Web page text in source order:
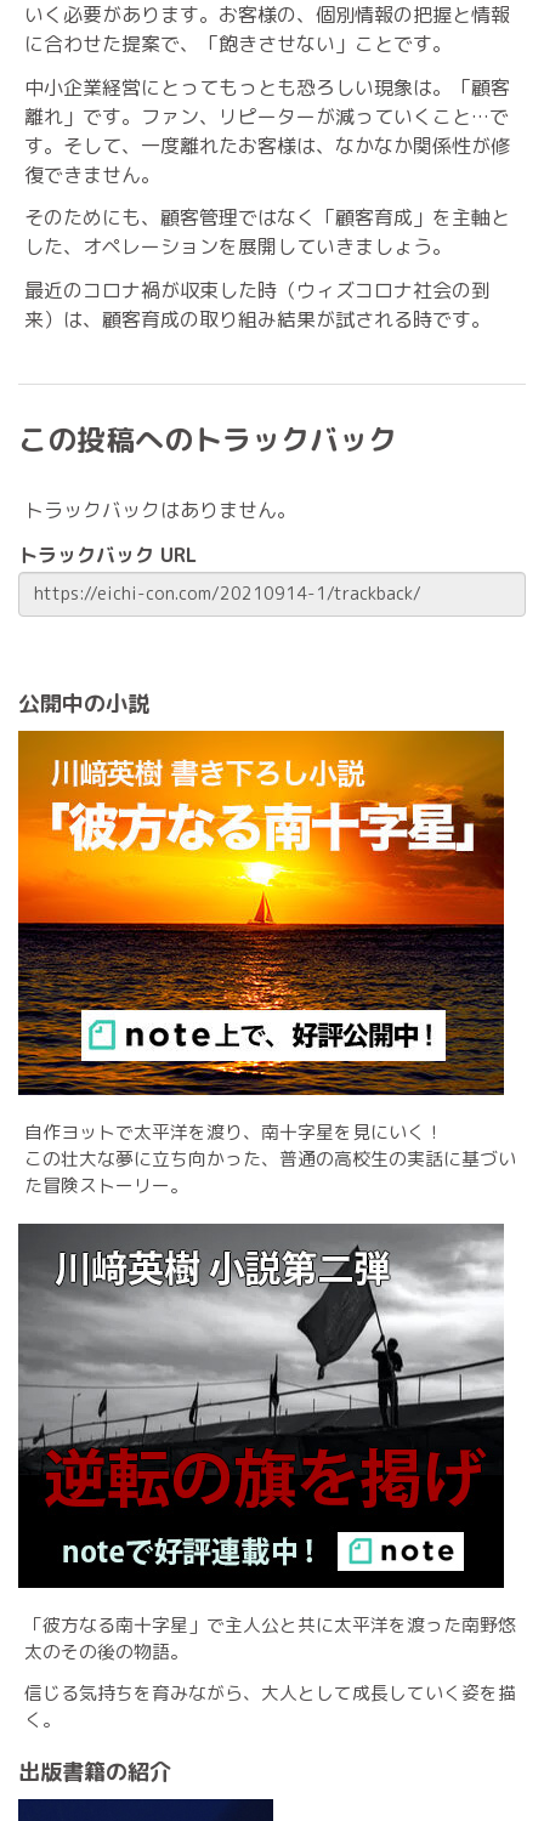
いく必要があります。お客様の、個別情報の把握と情報
に合わせた提案で、「飽きさせない」ことです。
中小企業経営にとってもっとも恐ろしい現象は。「顧客
離れ」です。ファン、リピーターが減っていくこと…で
す。そして、一度離れたお客様は、なかなか関係性が修
復できません。
そのためにも、顧客管理ではなく「顧客育成」を主軸と
した、オペレーションを展開していきましょう。
最近のコロナ禍が収束した時（ウィズコロナ社会の到
来）は、顧客育成の取り組み結果が試される時です。
この投稿へのトラックバック
トラックバックはありません。
トラックバック URL
公開中の小説
自作ヨットで太平洋を渡り、南十字星を見にいく！
この壮大な夢に立ち向かった、普通の高校生の実話に基づい
た冒険ストーリー。
「彼方なる南十字星」で主人公と共に太平洋を渡った南野悠
太のその後の物語。
信じる気持ちを育みながら、大人として成長していく姿を描
く。
出版書籍の紹介